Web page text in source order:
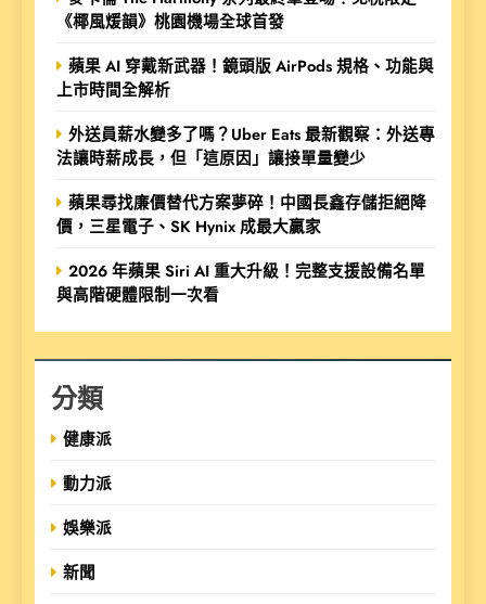
《椰風煖韻》桃園機場全球首發
蘋果 AI 穿戴新武器！鏡頭版 AirPods 規格、功能與
上市時間全解析
外送員薪水變多了嗎？Uber Eats 最新觀察：外送專
法讓時薪成長，但「這原因」讓接單量變少
蘋果尋找廉價替代方案夢碎！中國長鑫存儲拒絕降
價，三星電子、SK Hynix 成最大贏家
2026 年蘋果 Siri AI 重大升級！完整支援設備名單
與高階硬體限制一次看
分類
健康派
動力派
娛樂派
新聞